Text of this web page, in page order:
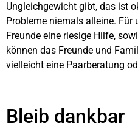
Ungleichgewicht gibt, das ist
Probleme niemals alleine. Für
Freunde eine riesige Hilfe,
können das Freunde und
vielleicht eine Paarberatung
Bleib dankbar